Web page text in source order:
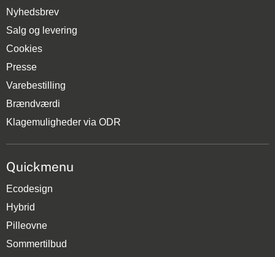
Nyhedsbrev
Salg og levering
Cookies
Presse
Varebestilling
Brændværdi
Klagemuligheder via ODR
Quickmenu
Ecodesign
Hybrid
Pilleovne
Sommertilbud